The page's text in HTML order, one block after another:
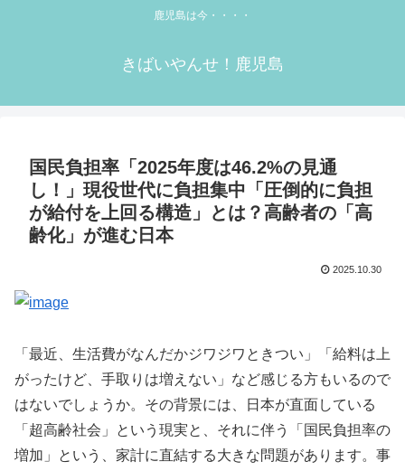
鹿児島は今・・・・
きばいやんせ！鹿児島
国民負担率「2025年度は46.2%の見通
し！」現役世代に負担集中「圧倒的に負担
が給付を上回る構造」とは？高齢者の「高
齢化」が進む日本
2025.10.30
「最近、生活費がなんだかジワジワときつい」「給料は上
がったけど、手取りは増えない」など感じる方もいるので
はないでしょうか。その背景には、日本が直面している
「超高齢社会」という現実と、それに伴う「国民負担率の
増加」という、家計に直結する大きな問題があります。事